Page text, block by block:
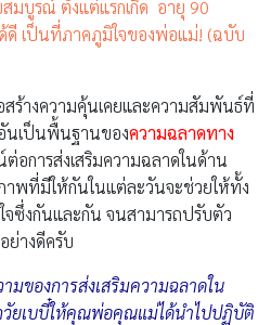
มบูรณ์ ตั้งแต่แรกเกิด อายุ 90
ด้ดี เป็นที่ภาคภูมิใจของพ่อแม่! (ฉบับ
ร้างความคุ้นเคยและความสัมพันธ์ที่
นเป็นพื้นฐานของความฉลาดทาง
อการส่งเสริมความฉลาดในด้าน
าพที่มีให้กันในแต่ละวันจะช่วยให้ทั้ง
ซึ่งกันและกัน จนสามารถปรับตัว
ย่างดีครับ
ของการส่งเสริมความฉลาดใน
วัยเบบี๋ให้คุณพ่อคุณแม่ได้นำไปปฏิบัติ